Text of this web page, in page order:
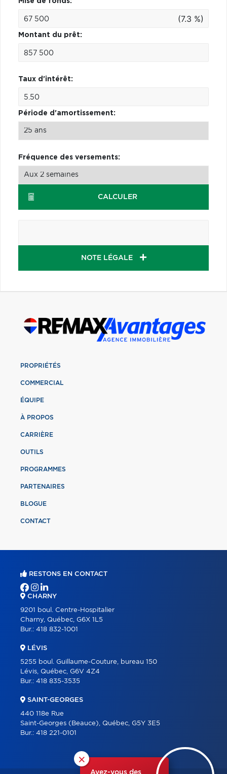
(7.3 %)
Montant du prêt:
Taux d'intérêt:
Période d'amortissement:
Fréquence des versements:
CALCULER
NOTE LÉGALE
×
Avez-vous des
PROPRIÉTÉS
COMMERCIAL
ÉQUIPE
À PROPOS
CARRIÈRE
OUTILS
PROGRAMMES
PARTENAIRES
BLOGUE
CONTACT
RESTONS EN CONTACT
CHARNY
9201 boul. Centre-Hospitalier
Charny, Québec, G6X 1L5
Bur.: 418 832-1001
LÉVIS
5255 boul. Guillaume-Couture, bureau 150
Lévis, Québec, G6V 4Z4
Bur.: 418 835-3535
SAINT-GEORGES
440 118e Rue
Saint-Georges (Beauce), Québec, G5Y 3E5
Bur.: 418 221-0101